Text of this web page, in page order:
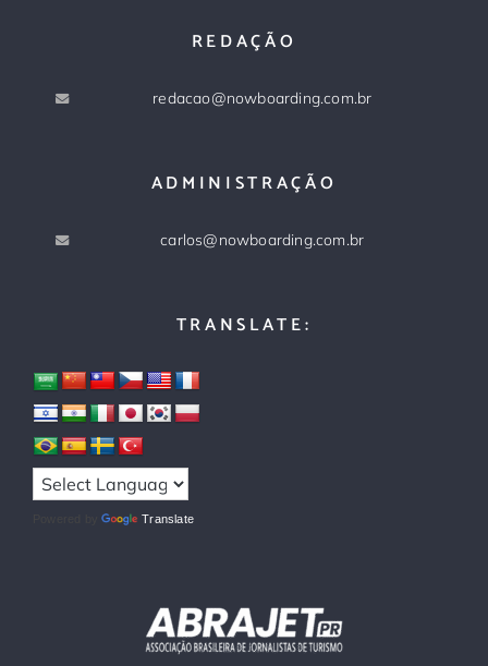
REDAÇÃO
redacao@nowboarding.com.br
ADMINISTRAÇÃO
carlos@nowboarding.com.br
TRANSLATE:
Powered by Translate